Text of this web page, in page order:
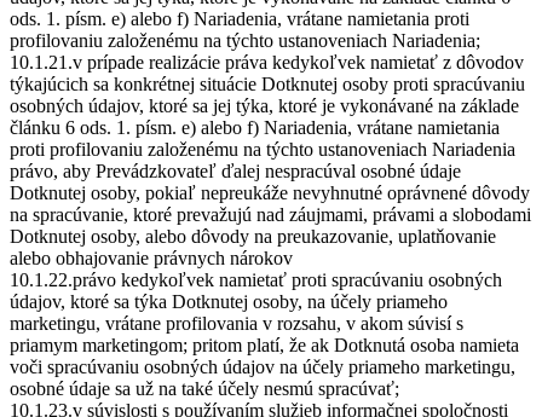
ods. 1. písm. e) alebo f) Nariadenia, vrátane namietania proti
profilovaniu založenému na týchto ustanoveniach Nariadenia;
10.1.21.v prípade realizácie práva kedykoľvek namietať z dôvodov
týkajúcich sa konkrétnej situácie Dotknutej osoby proti spracúvaniu
osobných údajov, ktoré sa jej týka, ktoré je vykonávané na základe
článku 6 ods. 1. písm. e) alebo f) Nariadenia, vrátane namietania
proti profilovaniu založenému na týchto ustanoveniach Nariadenia
právo, aby Prevádzkovateľ ďalej nespracúval osobné údaje
Dotknutej osoby, pokiaľ nepreukáže nevyhnutné oprávnené dôvody
na spracúvanie, ktoré prevažujú nad záujmami, právami a slobodami
Dotknutej osoby, alebo dôvody na preukazovanie, uplatňovanie
alebo obhajovanie právnych nárokov
10.1.22.právo kedykoľvek namietať proti spracúvaniu osobných
údajov, ktoré sa týka Dotknutej osoby, na účely priameho
marketingu, vrátane profilovania v rozsahu, v akom súvisí s
priamym marketingom; pritom platí, že ak Dotknutá osoba namieta
voči spracúvaniu osobných údajov na účely priameho marketingu,
osobné údaje sa už na také účely nesmú spracúvať;
10.1.23.v súvislosti s používaním služieb informačnej spoločnosti